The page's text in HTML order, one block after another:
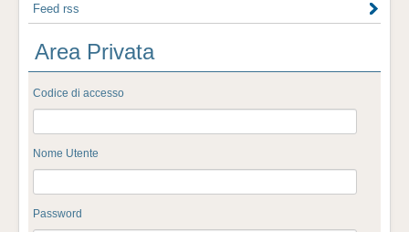
Feed rss
Area Privata
Codice di accesso
Nome Utente
Password